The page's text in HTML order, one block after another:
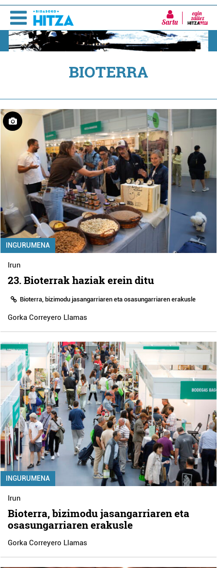
Sartu
BIOTERRA
INGURUMENA
Irun
23. Bioterrak haziak erein ditu
Bioterra, bizimodu jasangarriaren eta osasungarriaren erakusle
Gorka Correyero Llamas
INGURUMENA
Irun
Bioterra, bizimodu jasangarriaren eta
osasungarriaren erakusle
Gorka Correyero Llamas